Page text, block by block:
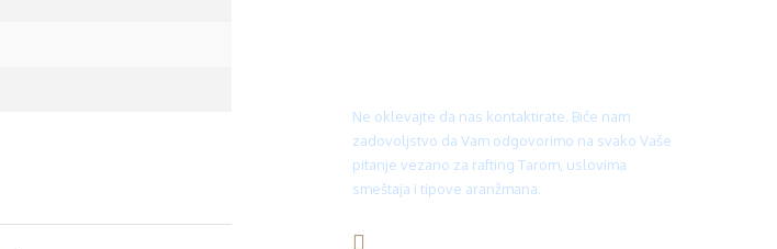
Ne oklevajte da nas kontaktirate. Biće nam
zadovoljstvo da Vam odgovorimo na svako Vaše
pitanje vezano za rafting Tarom, uslovima
smeštaja i tipove aranžmana.